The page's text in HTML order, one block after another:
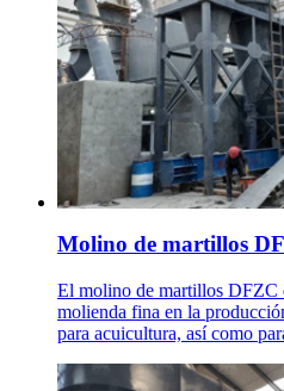
Molino de martillos
El molino de martillos DFZC
molienda fina en la
para acuicultura, así como